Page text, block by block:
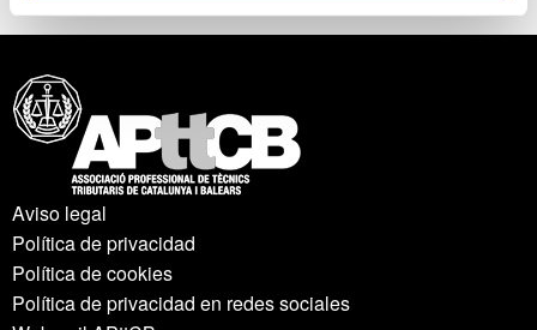
Aviso legal
Política de privacidad
Política de cookies
Política de privacidad en redes sociales